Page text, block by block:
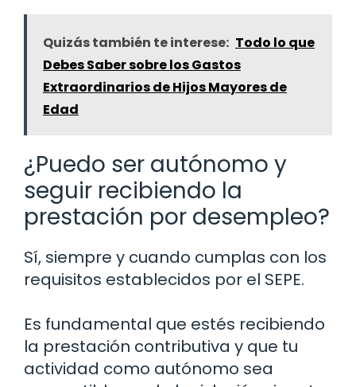
Quizás también te interese: Todo lo que
Debes Saber sobre los Gastos
Extraordinarios de Hijos Mayores de
Edad
¿Puedo ser autónomo y
seguir recibiendo la
prestación por desempleo?
Sí, siempre y cuando cumplas con los
requisitos establecidos por el SEPE.
Es fundamental que estés recibiendo
la prestación contributiva y que tu
actividad como autónomo sea